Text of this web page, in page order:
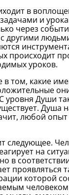
в
и
через
другими
происходит
уроков.
в том, какие
уровня Души
Душа
любой
следующее.
на
в
проявляться
которой